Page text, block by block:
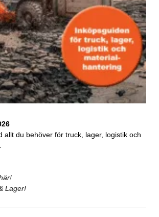
allt du behöver för truck, lager, logistik och
Lager!